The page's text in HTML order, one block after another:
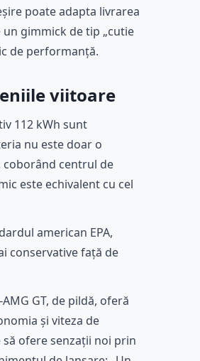
poate adapta livrarea
gimmick de tip „cutie
de performanță.
viitoare
112 kWh sunt
nu este doar o
coborând centrul de
este echivalent cu cel
american EPA,
conservative față de
GT, de pildă, oferă
și viteza de
ofere senzații noi prin